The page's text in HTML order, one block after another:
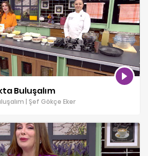
Buluşalım
| Şef Gökçe Eker